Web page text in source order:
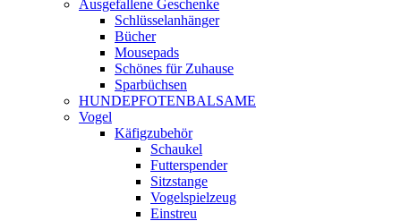
Ausgefallene Geschenke
Schlüsselanhänger
Bücher
Mousepads
Schönes für Zuhause
Sparbüchsen
HUNDEPFOTENBALSAME
Vogel
Käfigzubehör
Schaukel
Futterspender
Sitzstange
Vogelspielzeug
Einstreu